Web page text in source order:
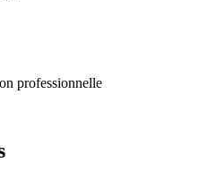
professionnelle